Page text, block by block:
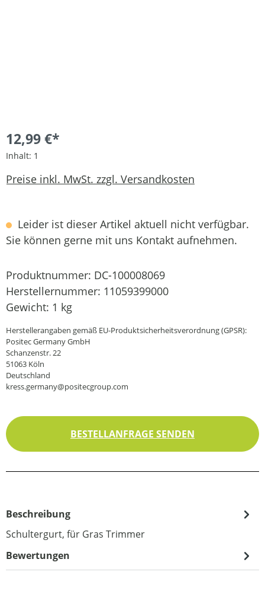
12,99 €*
Inhalt: 1
Preise inkl. MwSt. zzgl. Versandkosten
Leider ist dieser Artikel aktuell nicht verfügbar.
Sie können gerne mit uns Kontakt aufnehmen.
Produktnummer: DC-100008069
Herstellernummer: 11059399000
Gewicht: 1 kg
Herstellerangaben gemäß EU-Produktsicherheitsverordnung (GPSR):
Positec Germany GmbH
Schanzenstr. 22
51063 Köln
Deutschland
kress.germany@positecgroup.com
BESTELLANFRAGE SENDEN
Beschreibung
Schultergurt, für Gras Trimmer
Bewertungen